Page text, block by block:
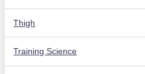
Thigh
Training Science